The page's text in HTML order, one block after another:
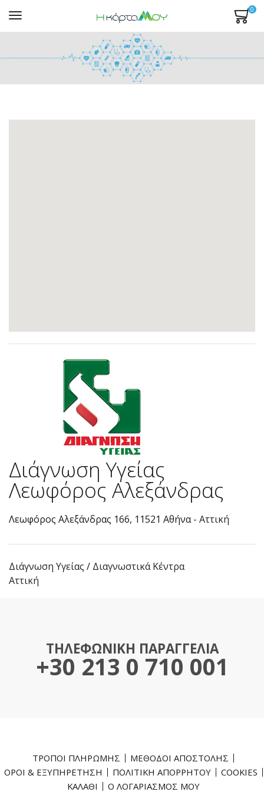
0
Mενού
Διάγνωση Υγείας
Λεωφόρος Αλεξάνδρας
Λεωφόρος Αλεξάνδρας 166, 11521 Αθήνα - Αττική
Διάγνωση Υγείας / Διαγνωστικά Κέντρα
Αττική
ΤΗΛΕΦΩΝΙΚΗ ΠΑΡΑΓΓΕΛΙΑ
+30 213 0 710 001
ΤΡΟΠΟΙ ΠΛΗΡΩΜΗΣ
ΜΕΘΟΔΟΙ ΑΠΟΣΤΟΛΗΣ
ΟΡΟΙ & ΕΞΥΠΗΡΕΤΗΣΗ
ΠΟΛΙΤΙΚΗ ΑΠΟΡΡΗΤΟΥ
COOKIES
ΚΑΛΑΘΙ
Ο ΛΟΓΑΡΙΑΣΜΟΣ ΜΟΥ